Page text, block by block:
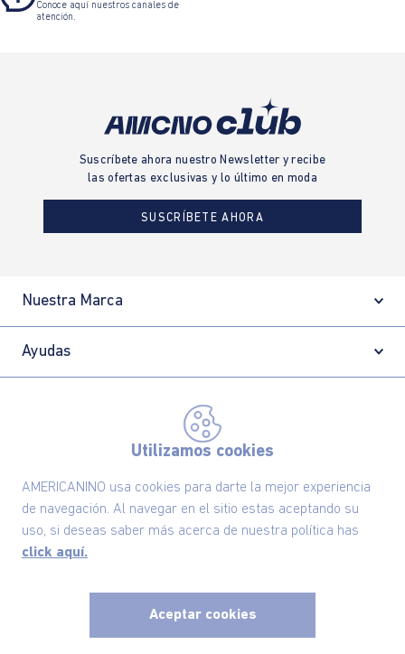
Utilizamos cookies
AMERICANINO usa cookies para darte la mejor experiencia
de navegación. Al navegar en el sitio estas aceptando su
uso, si deseas saber más acerca de nuestra política has
click aquí.
Aceptar cookies
Conoce aquí nuestros canales de
atención.
Suscríbete ahora nuestro Newsletter y recibe
las ofertas exclusivas y lo último en moda
SUSCRÍBETE AHORA
Nuestra Marca
Ayudas